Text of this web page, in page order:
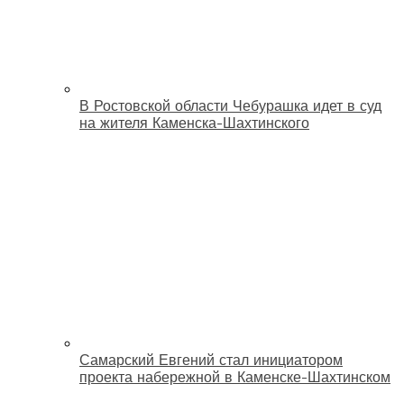
В Ростовской области Чебурашка идет в суд
на жителя Каменска-Шахтинского
Самарский Евгений стал инициатором
проекта набережной в Каменске-Шахтинском